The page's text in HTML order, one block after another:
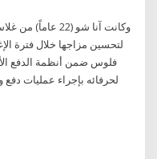
وكانت آنا شو
لتحسين مزاجها خلال فترة
فلوس ضمن أنظمة الدفع
لحرفائه بإجراء عمليات دفع